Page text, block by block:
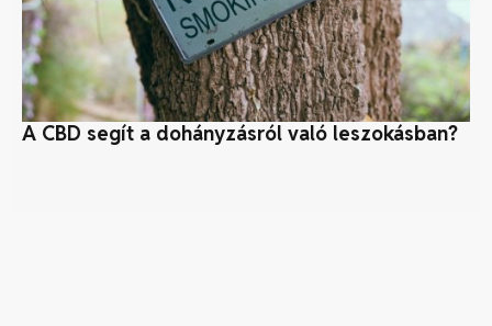
A CBD segít a dohányzásról való leszokásban?